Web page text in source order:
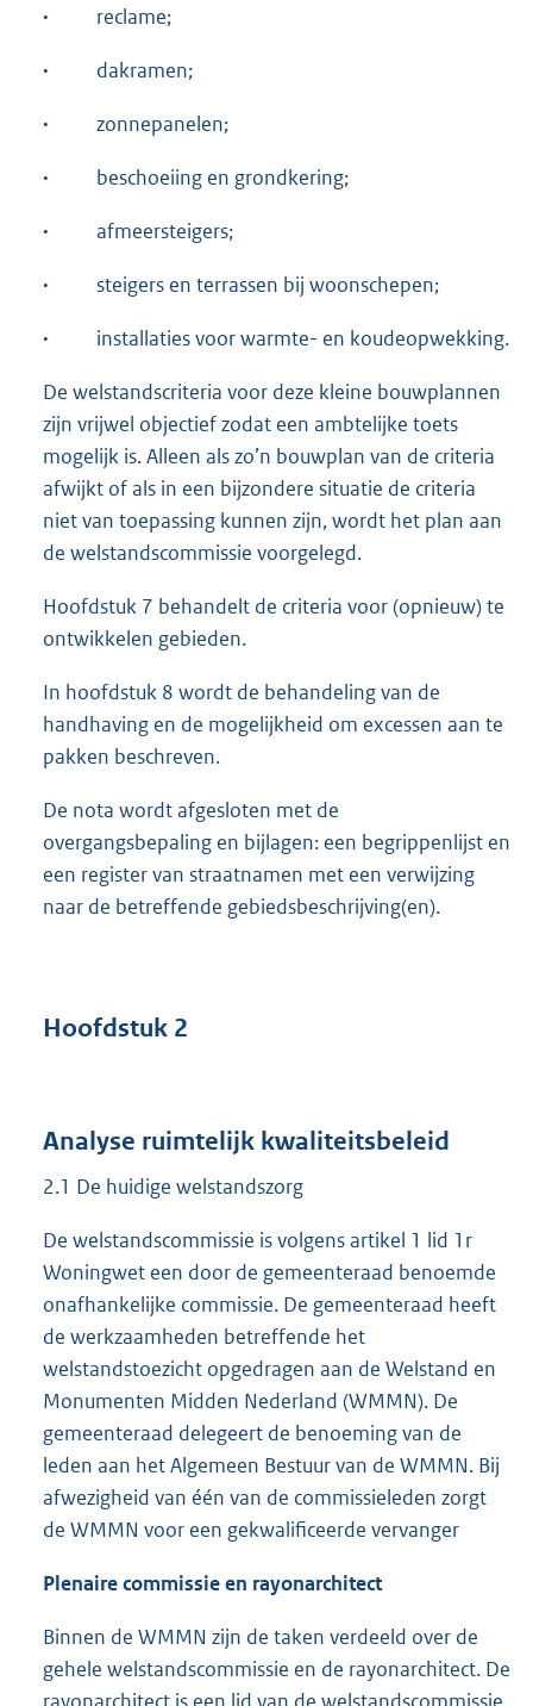
· reclame;
· dakramen;
· zonnepanelen;
· beschoeiing en grondkering;
· afmeersteigers;
· steigers en terrassen bij woonschepen;
· installaties voor warmte- en koudeopwekking.
De welstandscriteria voor deze kleine bouwplannen
zijn vrijwel objectief zodat een ambtelijke toets
mogelijk is. Alleen als zo’n bouwplan van de criteria
afwijkt of als in een bijzondere situatie de criteria
niet van toepassing kunnen zijn, wordt het plan aan
de welstandscommissie voorgelegd.
Hoofdstuk 7 behandelt de criteria voor (opnieuw) te
ontwikkelen gebieden.
In hoofdstuk 8 wordt de behandeling van de
handhaving en de mogelijkheid om excessen aan te
pakken beschreven.
De nota wordt afgesloten met de
overgangsbepaling en bijlagen: een begrippenlijst en
een register van straatnamen met een verwijzing
naar de betreffende gebiedsbeschrijving(en).
Hoofdstuk 2
Analyse ruimtelijk kwaliteitsbeleid
2.1 De huidige welstandszorg
De welstandscommissie is volgens artikel 1 lid 1r
Woningwet een door de gemeenteraad benoemde
onafhankelijke commissie. De gemeenteraad heeft
de werkzaamheden betreffende het
welstandstoezicht opgedragen aan de Welstand en
Monumenten Midden Nederland (WMMN). De
gemeenteraad delegeert de benoeming van de
leden aan het Algemeen Bestuur van de WMMN. Bij
afwezigheid van één van de commissieleden zorgt
de WMMN voor een gekwalificeerde vervanger
Plenaire commissie en rayonarchitect
Binnen de WMMN zijn de taken verdeeld over de
gehele welstandscommissie en de rayonarchitect. De
rayonarchitect is een lid van de welstandscommissie,